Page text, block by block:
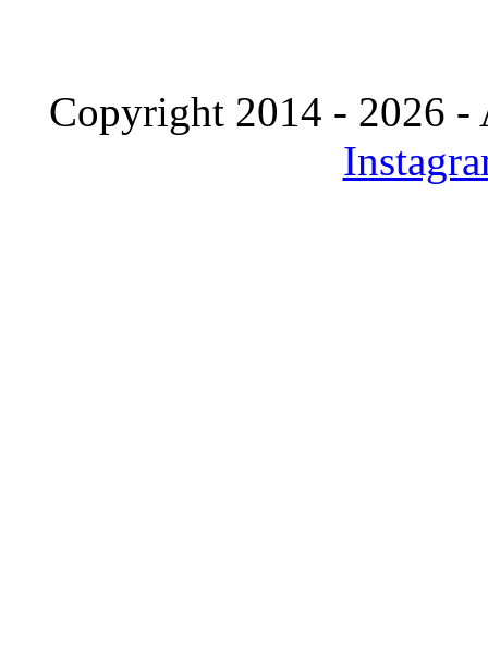
Copyright 2014 - 2026 -